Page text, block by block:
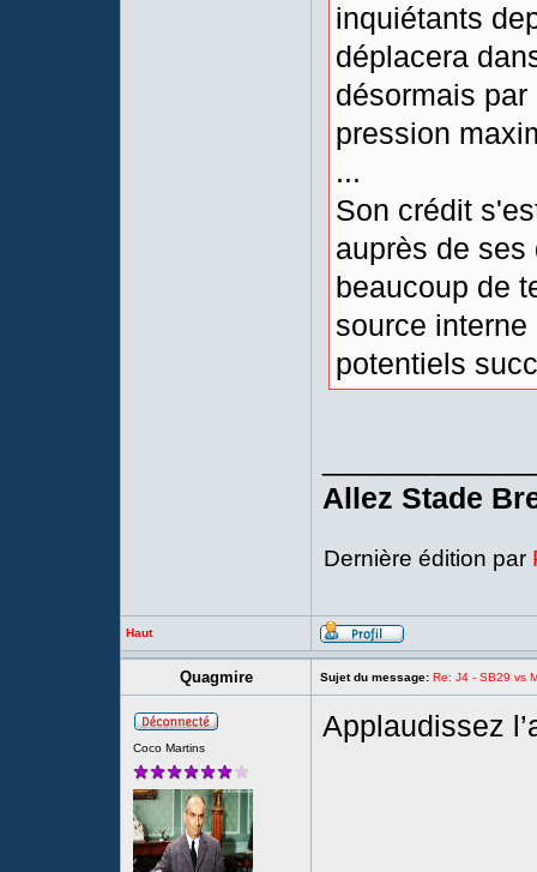
inquiétants
déplacera
désormais
pression
...
Son crédit
auprès de
beaucoup de
source
potentiels
Allez Stade
Dernière édition par
Haut
Quagmire Sujet du message: Re: J4 - SB29 vs
Coco Martins
Applaudissez